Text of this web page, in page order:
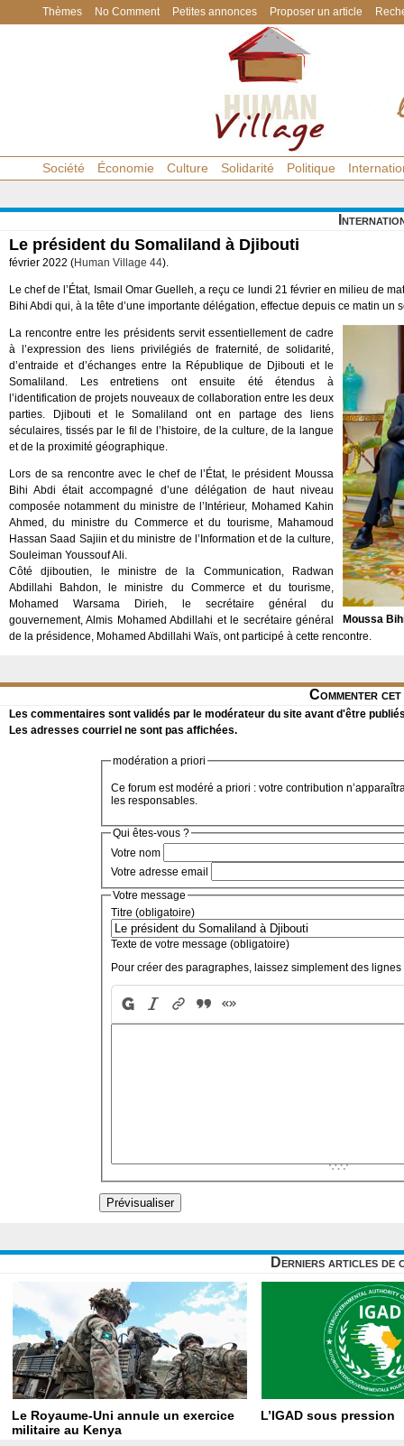
Thèmes No Comment Petites annonces Proposer un article
Société Économie Culture Solidarité Politique
Le président du Somaliland à Djibouti
février 2022 (Human Village 44).
Le chef de l’État, Ismail Omar Guelleh, a reçu ce lundi 21 février en milieu de
Bihi Abdi qui, à la tête d’une importante délégation, effectue depuis ce matin
Moussa
La rencontre entre les présidents servit essentiellement de cadre
à l’expression des liens privilégiés de fraternité, de solidarité,
d’entraide et d’échanges entre la République de Djibouti et le
Somaliland. Les entretiens ont ensuite été étendus à
l’identification de projets nouveaux de collaboration entre les deux
parties. Djibouti et le Somaliland ont en partage des liens
séculaires, tissés par le fil de l’histoire, de la culture, de la langue
et de la proximité géographique.
Lors de sa rencontre avec le chef de l’État, le président Moussa
Bihi Abdi était accompagné d’une délégation de haut niveau
composée notamment du ministre de l’Intérieur, Mohamed Kahin
Ahmed, du ministre du Commerce et du tourisme, Mahamoud
Hassan Saad Sajiin et du ministre de l’Information et de la culture,
Souleiman Youssouf Ali.
Côté djiboutien, le ministre de la Communication, Radwan
Abdillahi Bahdon, le ministre du Commerce et du tourisme,
Mohamed Warsama Dirieh, le secrétaire général du
gouvernement, Almis Mohamed Abdillahi et le secrétaire général
de la présidence, Mohamed Abdillahi Waïs, ont participé à cette rencontre.
Commenter
Les commentaires sont validés par le modérateur du site avant d'être
Les adresses courriel ne sont pas affichées.
modération a priori
Ce forum est modéré a priori : votre contribution
les responsables.
Qui êtes-vous ?
Votre nom
Votre adresse email
Votre message
Titre (obligatoire)
Texte de votre message (obligatoire)
Pour créer des paragraphes, laissez simplement des lignes
Derniers articles de
Le Royaume-Uni annule un exercice
militaire au Kenya
L’IGAD sous pression